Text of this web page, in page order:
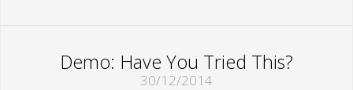
Demo: Have You Tried This?
30/12/2014